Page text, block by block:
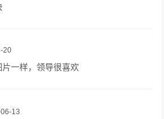
20
一样，领导很喜欢
13